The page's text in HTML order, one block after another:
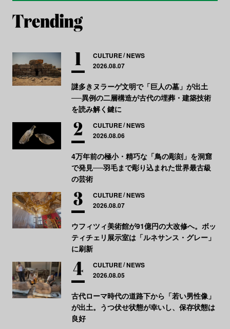
CULTURE NEWS
2026.08.07
謎多きヌラーゲ文明で「巨人の墓」が出土
──異例の二層構造が古代の埋葬・建築技術
を読み解く鍵に
CULTURE NEWS
2026.08.06
4万年前の極小・精巧な「鳥の彫刻」を洞窟
で発見──羽毛まで彫り込まれた世界最古級
の芸術
CULTURE NEWS
2026.08.07
ウフィツィ美術館が91億円の大改修へ。ボッ
ティチェリ展示室は「ルネサンス・グレー」
に刷新
CULTURE NEWS
2026.08.05
古代ローマ時代の道路下から「若い男性像」
が出土。うつ伏せ状態が幸いし、保存状態は
良好